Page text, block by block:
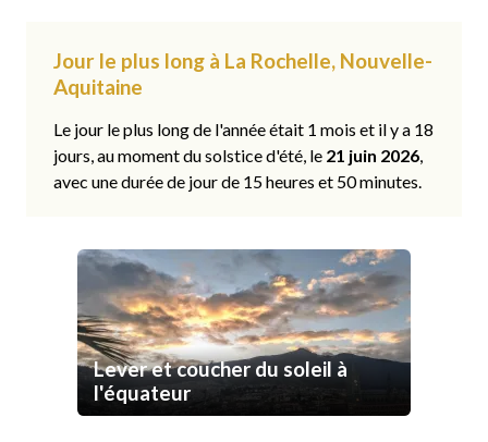
Jour le plus long à La Rochelle, Nouvelle-
Aquitaine
Le jour le plus long de l'année était 1 mois et il y a 18
jours, au moment du solstice d'été, le 21 juin 2026,
avec une durée de jour de 15 heures et 50 minutes.
Lever et coucher du soleil à
l'équateur